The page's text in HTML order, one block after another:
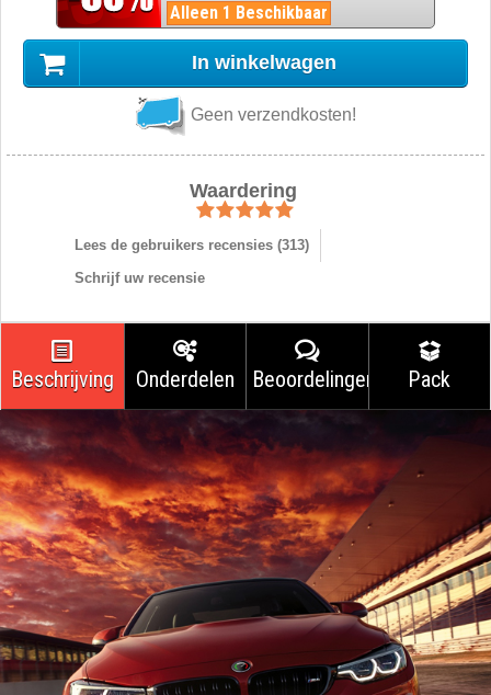
Alleen 1 Beschikbaar
In winkelwagen
Geen verzendkosten!
Waardering
Lees de gebruikers recensies (313)
Schrijf uw recensie
Beschrijving Onderdelen Beoordelingen Pack